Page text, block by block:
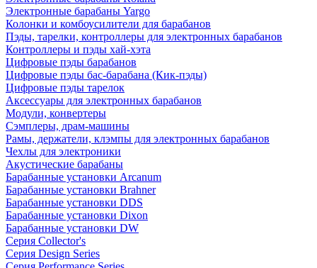
Электронные барабаны Yargo
Колонки и комбоусилители для барабанов
Пэды, тарелки, контроллеры для электронных барабанов
Контроллеры и пэды хай-хэта
Цифровые пэды барабанов
Цифровые пэды бас-барабана (Кик-пэды)
Цифровые пэды тарелок
Аксессуары для электронных барабанов
Модули, конвертеры
Сэмплеры, драм-машины
Рамы, держатели, клэмпы для электронных барабанов
Чехлы для электроники
Акустические барабаны
Барабанные установки Arcanum
Барабанные установки Brahner
Барабанные установки DDS
Барабанные установки Dixon
Барабанные установки DW
Серия Collector's
Серия Design Series